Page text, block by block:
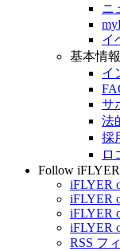
ニ
イ
基本情報
イ
サ
法
採
ロ
Follow iFLYER
iFLYER
iFLYER
iFLYER
iFLYER
RSS フ